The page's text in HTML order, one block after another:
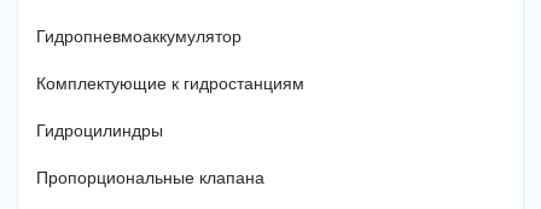
Гидропневмоаккумулятор
Комплектующие к гидростанциям
Гидроцилиндры
Пропорциональные клапана